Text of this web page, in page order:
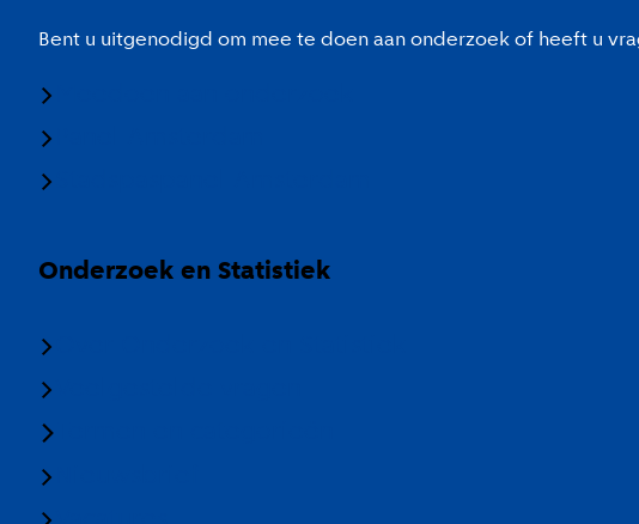
Bent u uitgenodigd om mee te doen aan onderzoek of heeft u
Onderzoek en Statistiek